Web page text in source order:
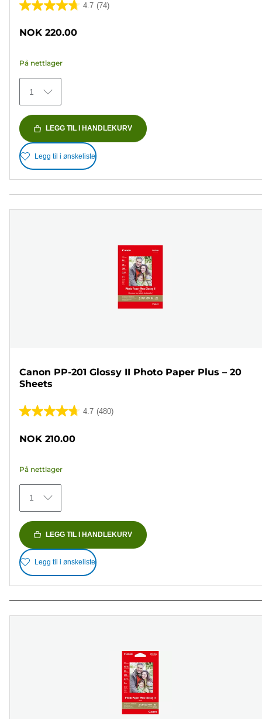
4.7 (74)
4.7
74
omtaler
NOK 220.00
På nettlager
1
LEGG TIL I HANDLEKURV
Legg til i ønskeliste
Canon PP-201 Glossy II Photo Paper Plus – 20
Sheets
4.7 (480)
4.7
5
480
omtaler
NOK 210.00
På nettlager
1
LEGG TIL I HANDLEKURV
Legg til i ønskeliste